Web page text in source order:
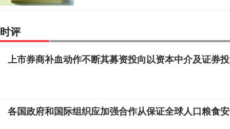
时评
上市券商补血动作不断其募资投向以资本中介及证券
各国政府和国际组织应加强合作从保证全球人口粮食